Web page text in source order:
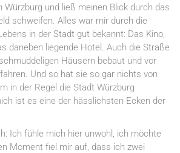
Würzburg und ließ meinen Blick durch das
schweifen. Alles war mir durch die
in der Stadt gut bekannt: Das Kino,
daneben liegende Hotel. Auch die Straße
Häusern bebaut und vor
Und so hat sie so gar nichts von
in der Regel die Stadt Würzburg
ist es eine der hässlichsten Ecken der
Ich fühle mich hier unwohl, ich möchte
Moment fiel mir auf, dass ich zwei